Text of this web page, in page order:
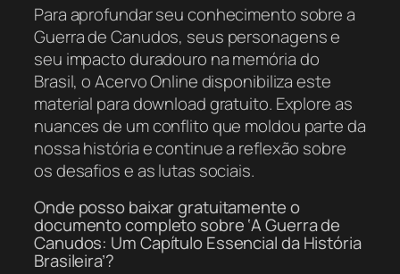
Para aprofundar seu conhecimento sobre a
Guerra de Canudos, seus personagens e
seu impacto duradouro na memória do
Brasil, o Acervo Online disponibiliza este
material para download gratuito. Explore as
nuances de um conflito que moldou parte da
nossa história e continue a reflexão sobre
os desafios e as lutas sociais.
Onde posso baixar gratuitamente o
documento completo sobre ‘A Guerra de
Canudos: Um Capítulo Essencial da História
Brasileira’?